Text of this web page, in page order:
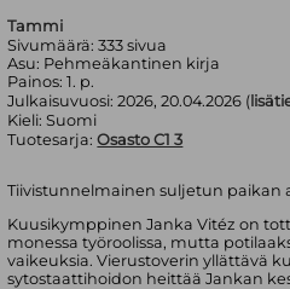
Tammi
Sivumäärä:333 sivua
Asu: Pehmeäkantinen kirja
Painos:1. p.
Julkaisuvuosi:2026, 20.04.2026 (
Kieli:Suomi
Tuotesarja: Osasto C1 3
Tiivistunnelmainen suljetun paikan
Kuusikymppinen Janka Vitéz on
monessa työroolissa, mutta
vaikeuksia. Vierustoverin yllättävä
sytostaattihoidon heittää Jankan